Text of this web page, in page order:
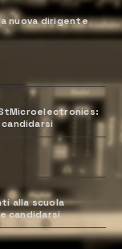
nuova dirigente
alla scuola
candidarsi